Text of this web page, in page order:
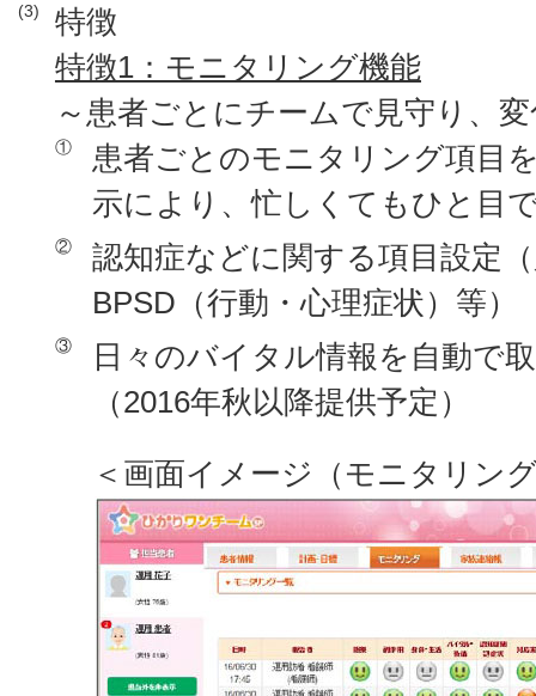
(3)
特徴
特徴1：モニタリング機能
～患者ごとにチームで見守り、
①
患者ごとのモニタリング項目
示により、忙しくてもひと目
②
認知症などに関する項目設定
BPSD（行動・心理症状）等）
③
日々のバイタル情報を自動で
（2016年秋以降提供予定）
＜画面イメージ（モニタリン